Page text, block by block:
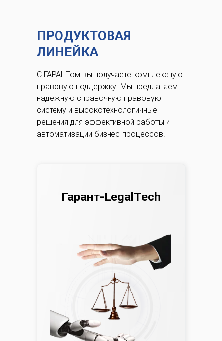
ПРОДУКТОВАЯ
ЛИНЕЙКА
С ГАРАНТом вы получаете комплексную
правовую поддержку. Мы предлагаем
надежную справочную правовую
систему и высокотехнологичные
решения для эффективной работы и
автоматизации бизнес-процессов.
Гарант-LegalTech